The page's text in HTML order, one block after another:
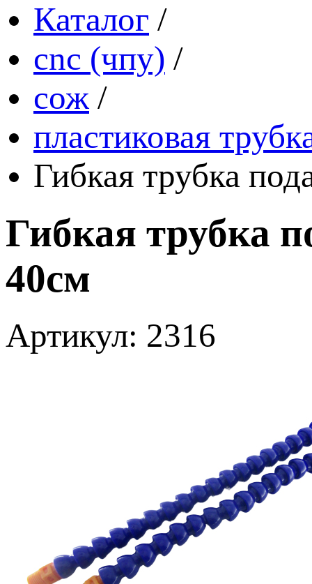
Каталог /
cnc (чпу) /
сож /
пластиковая
Гибкая трубка
Гибкая трубка
40см
Артикул: 2316